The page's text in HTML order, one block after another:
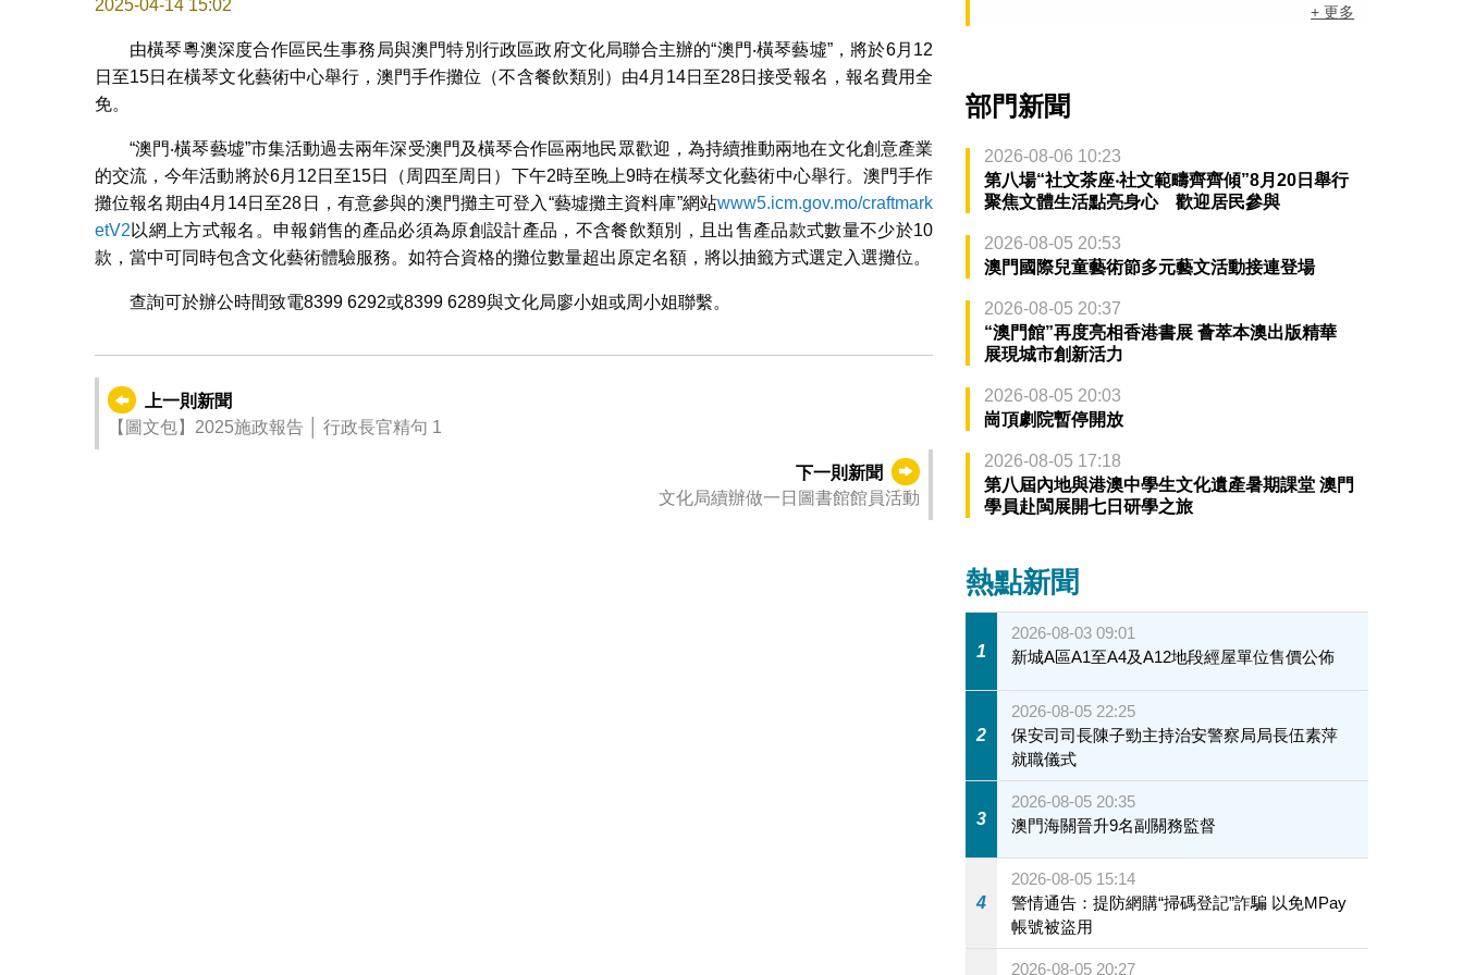
2025-04-14 15:02
由橫琴粵澳深度合作區民生事務局與澳門特別行政區政府文化局聯合主辦的“澳門‧橫琴藝墟”，將於6月12
日至15日在橫琴文化藝術中心舉行，澳門手作攤位（不含餐飲類別）由4月14日至28日接受報名，報名費用全
免。
“澳門‧橫琴藝墟”市集活動過去兩年深受澳門及橫琴合作區兩地民眾歡迎，為持續推動兩地在文化創意產業
的交流，今年活動將於6月12日至15日（周四至周日）下午2時至晚上9時在橫琴文化藝術中心舉行。澳門手作
攤位報名期由4月14日至28日，有意參與的澳門攤主可登入“藝墟攤主資料庫”網站www5.icm.gov.mo/craftmark
etV2 以網上方式報名。申報銷售的產品必須為原創設計產品，不含餐飲類別，且出售產品款式數量不少於10
款，當中可同時包含文化藝術體驗服務。如符合資格的攤位數量超出原定名額，將以抽籤方式選定入選攤位。
查詢可於辦公時間致電8399 6292或8399 6289與文化局廖小姐或周小姐聯繫。
上一則新聞
【圖文包】2025施政報告 │ 行政長官精句 1
下一則新聞
文化局續辦做一日圖書館館員活動
+ 更多
部門新聞
2026-08-06 10:23
第八場“社文茶座‧社文範疇齊齊傾”8月20日舉行
聚焦文體生活點亮身心 歡迎居民參與
2026-08-05 20:53
澳門國際兒童藝術節多元藝文活動接連登場
2026-08-05 20:37
“澳門館”再度亮相香港書展 薈萃本澳出版精華
展現城市創新活力
2026-08-05 20:03
崗頂劇院暫停開放
2026-08-05 17:18
第八屆內地與港澳中學生文化遺產暑期課堂 澳門
學員赴閩展開七日研學之旅
熱點新聞
1
2026-08-03 09:01
新城A區A1至A4及A12地段經屋單位售價公佈
2
2026-08-05 22:25
保安司司長陳子勁主持治安警察局局長伍素萍
就職儀式
3
2026-08-05 20:35
澳門海關晉升9名副關務監督
4
2026-08-05 15:14
警情通告：提防網購“掃碼登記”詐騙 以免MPay
帳號被盜用
2026-08-05 20:27